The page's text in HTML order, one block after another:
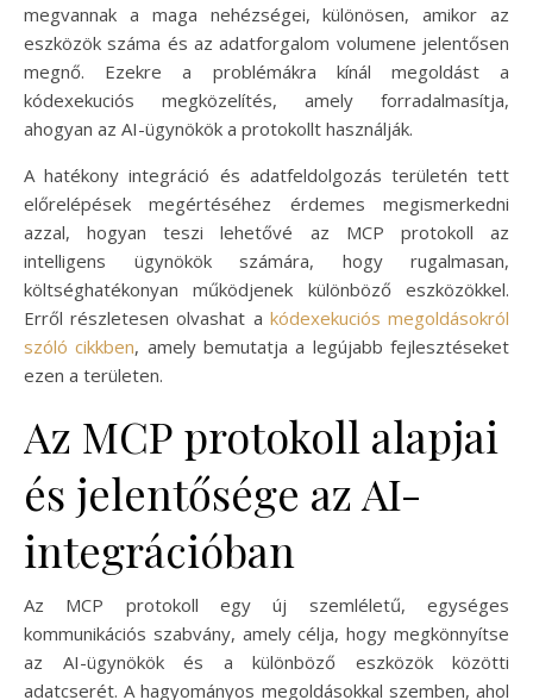
megvannak a maga nehézségei, különösen, amikor az
eszközök száma és az adatforgalom volumene jelentősen
megnő. Ezekre a problémákra kínál megoldást a
kódexekuciós megközelítés, amely forradalmasítja,
ahogyan az AI-ügynökök a protokollt használják.
A hatékony integráció és adatfeldolgozás területén tett
előrelépések megértéséhez érdemes megismerkedni
azzal, hogyan teszi lehetővé az MCP protokoll az
intelligens ügynökök számára, hogy rugalmasan,
költséghatékonyan működjenek különböző eszközökkel.
Erről részletesen olvashat a kódexekuciós megoldásokról
szóló cikkben, amely bemutatja a legújabb fejlesztéseket
ezen a területen.
Az MCP protokoll alapjai
és jelentősége az AI-
integrációban
Az MCP protokoll egy új szemléletű, egységes
kommunikációs szabvány, amely célja, hogy megkönnyítse
az AI-ügynökök és a különböző eszközök közötti
adatcserét. A hagyományos megoldásokkal szemben, ahol